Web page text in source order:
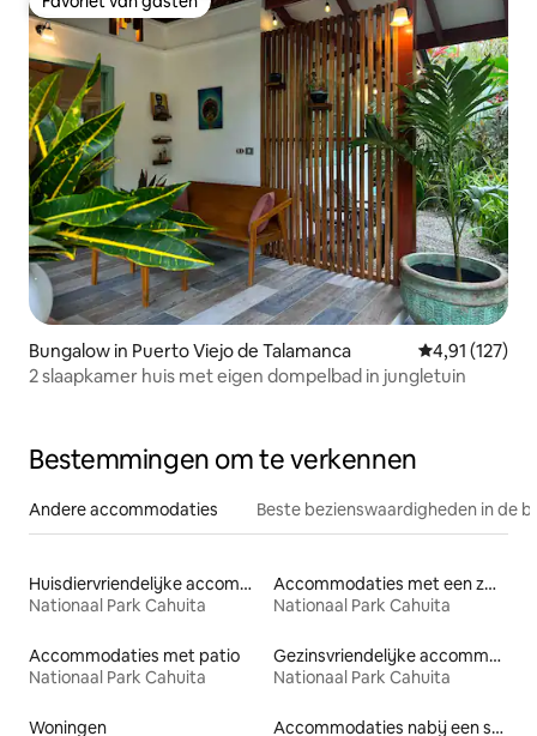
Favoriet van gasten
Bungalow in Puerto Viejo de Talamanca Gemiddelde
4,91 (127)
2 slaapkamer huis met eigen dompelbad in jungletuin
Bestemmingen om te verkennen
Andere accommodaties Beste bezienswaardigheden in de
Huisdiervriendelijke accommodaties
Nationaal Park Cahuita
Accommodaties met een zwembad
Nationaal Park Cahuita
Accommodaties met patio
Nationaal Park Cahuita
Gezinsvriendelijke accommodaties
Nationaal Park Cahuita
Woningen Accommodaties nabij een strand